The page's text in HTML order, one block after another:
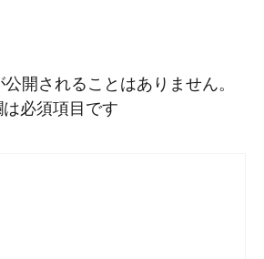
開されることはありません。
必須項目です